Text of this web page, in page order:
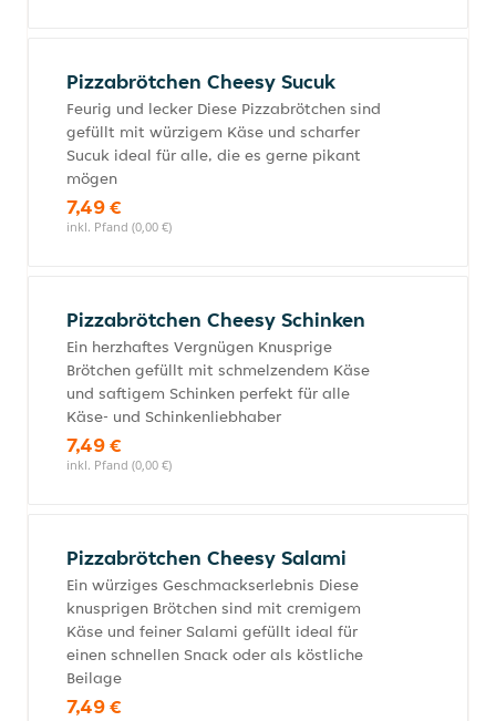
Pizzabrötchen Cheesy Sucuk
Feurig und lecker Diese Pizzabrötchen sind
gefüllt mit würzigem Käse und scharfer
Sucuk ideal für alle, die es gerne pikant
mögen
7,49 €
inkl. Pfand (0,00 €)
Pizzabrötchen Cheesy Schinken
Ein herzhaftes Vergnügen Knusprige
Brötchen gefüllt mit schmelzendem Käse
und saftigem Schinken perfekt für alle
Käse- und Schinkenliebhaber
7,49 €
inkl. Pfand (0,00 €)
Pizzabrötchen Cheesy Salami
Ein würziges Geschmackserlebnis Diese
knusprigen Brötchen sind mit cremigem
Käse und feiner Salami gefüllt ideal für
einen schnellen Snack oder als köstliche
Beilage
7,49 €